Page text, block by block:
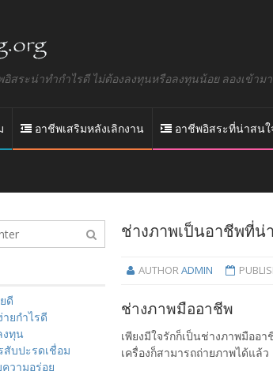
สระน่าทำกำไรดี ไม่ต้องลงทุนหรือลงทุนน้อย ลองเข้าม
อาชีพเสริมหลังเลิกงาน อาชีพอิสระที่น่าสนใ
ช่างภาพเป็นอาชีพที่น่
AUTHORADMIN
ช่างภาพมืออาชีพ
เพียงมีใจรักก็เป็นช่างภาพมืออ
เครื่องก็สามารถถ่ายภาพได้แล้ว
ดี
ยกำไรดี
งทุน
บปะรดเชื่อม
วามอร่อย